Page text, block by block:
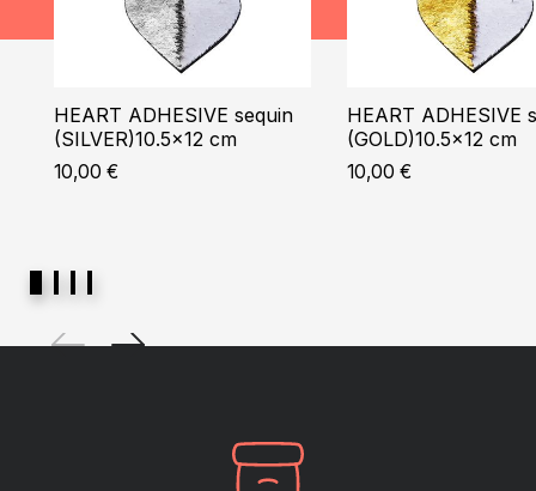
HEART ADHESIVE sequin
(SILVER)10.5×12 cm
10,00 €
HEART ADHESIVE
(GOLD)10.5×12 cm
10,00 €